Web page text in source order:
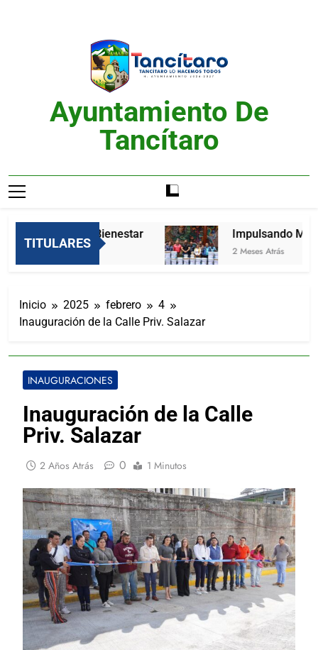
Ayuntamiento De
Tancítaro
TITULARES
Feria del Bienestar
2 Meses Atrás
Impulsando
2 Meses Atrás
Inicio 2025 febrero
4
Inauguración de la Calle Priv. Salazar
INAUGURACIONES
Inauguración de la Calle
Priv. Salazar
2 Años Atrás 0 1 Minutos